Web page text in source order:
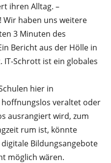
ihren Alltag. –
haben uns weitere
3 Minuten des
Bericht aus der Hölle in
IT-Schrott ist ein globales
hier in
veraltet oder
ausrangiert wird, zum
rum ist, könnte
Bildungsangebote
möglich wären.